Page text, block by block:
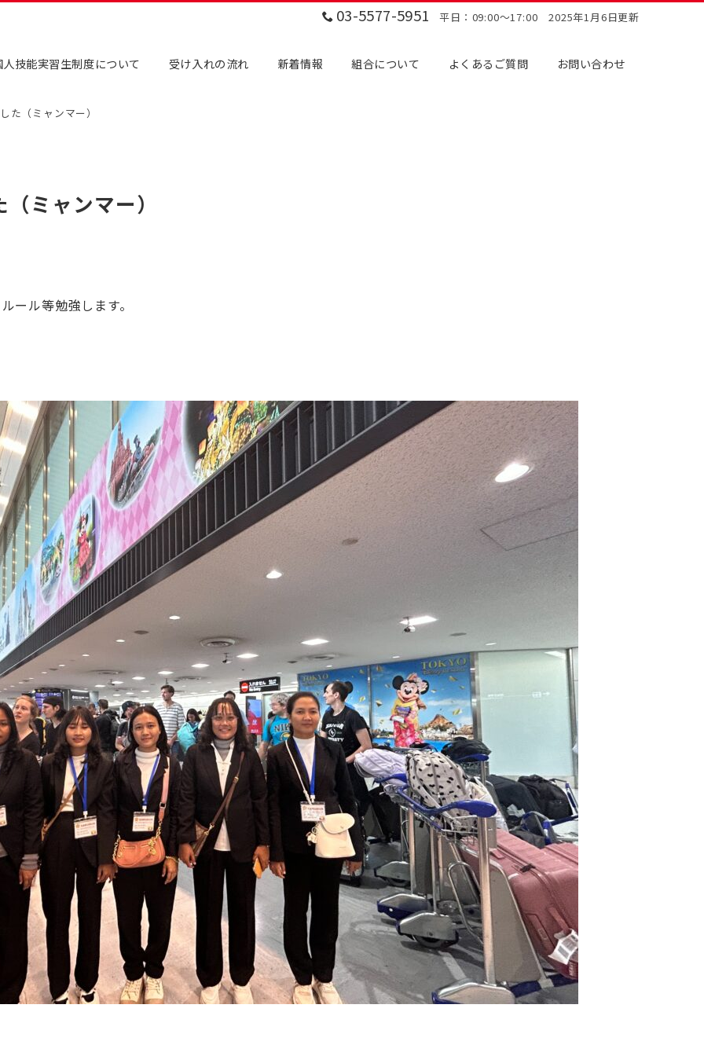
03-5577-5951 平日：09:00〜17:00 2025年1月6日更新
人技能実習生制度について 受け入れの流れ 新着情報 組合について よくあるご質問 お問い合わせ
た（ミャンマー）
ミャンマー）
ール等勉強します。